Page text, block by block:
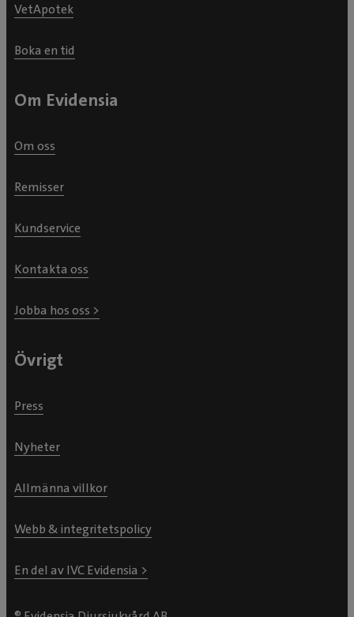
VetApotek
Boka en tid
Om Evidensia
Om oss
Remisser
Kundservice
Kontakta oss
Jobba hos oss >
Övrigt
Press
Nyheter
Allmänna villkor
Webb & integritetspolicy
En del av IVC Evidensia >